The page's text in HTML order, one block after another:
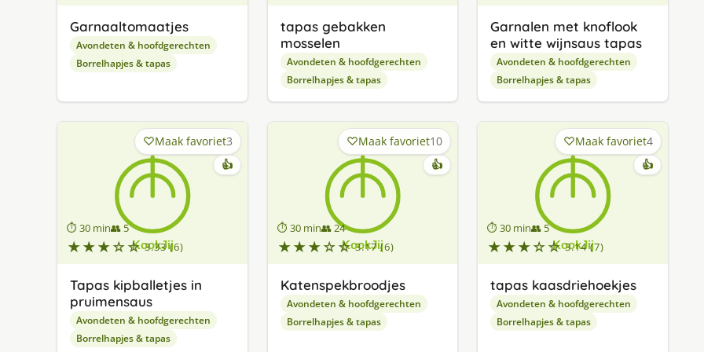
Garnaaltomaatjes
Avondeten & hoofdgerechten
Borrelhapjes & tapas
tapas gebakken
mosselen
Avondeten & hoofdgerechten
Borrelhapjes & tapas
Garnalen met knoflook
en witte wijnsaus tapas
Avondeten & hoofdgerechten
Borrelhapjes & tapas
⏱ 30 min👥 5
★★★☆☆ 3.33 (6)
Maak favoriet3
👍
Tapas kipballetjes in
pruimensaus
Avondeten & hoofdgerechten
Borrelhapjes & tapas
⏱ 30 min👥 24
★★★☆☆ 3.17 (6)
Maak favoriet10
👍
Katenspekbroodjes
Avondeten & hoofdgerechten
Borrelhapjes & tapas
⏱ 30 min👥 5
★★★☆☆ 3.14 (7)
Maak favoriet4
👍
tapas kaasdriehoekjes
Avondeten & hoofdgerechten
Borrelhapjes & tapas